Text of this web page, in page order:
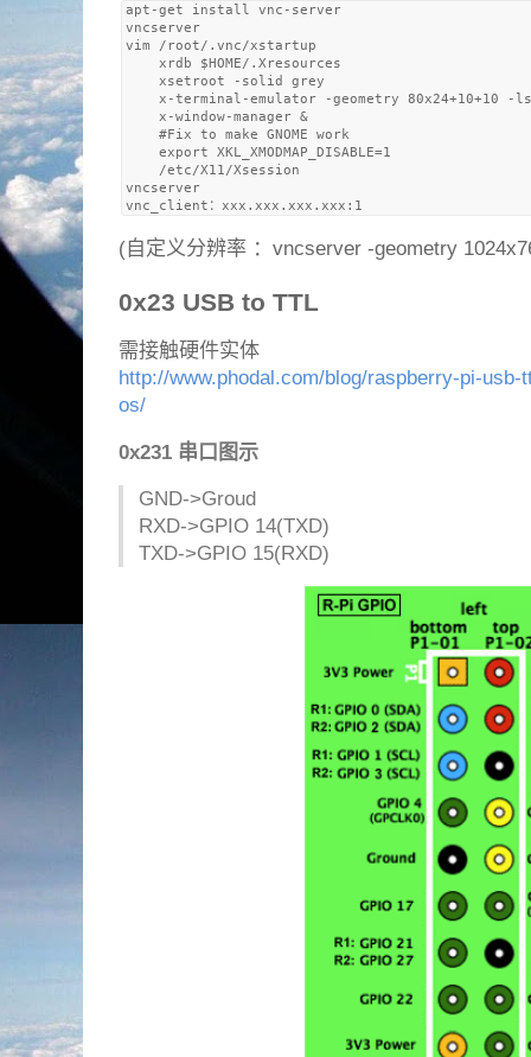
apt-get install vnc-server
vncserver
vim /root/.vnc/xstartup
    xrdb $HOME/.Xresources
    xsetroot -solid grey
x-terminal-emulator -geometry 80x24+10+10 -
    x-window-manager &
    #Fix to make GNOME work
    export XKL_XMODMAP_DISABLE=1
    /etc/X11/Xsession
vncserver
(自定义分辨率 ：vncserver -geometry
0x23 USB to TTL
需接触硬件实体
http://www.phodal.com/blog/raspberry-pi-
os/
0x231 串口图示
GND->Groud
RXD->GPIO 14(TXD)
TXD->GPIO 15(RXD)